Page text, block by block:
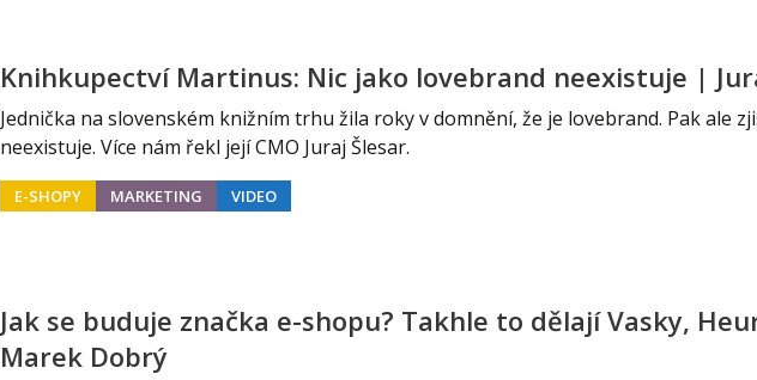
Knihkupectví Martinus: Nic jako lovebrand neexistuje |
Jednička na slovenském knižním trhu žila roky v domnění, že je lovebrand. Pak ale
neexistuje. Více nám řekl její CMO Juraj Šlesar.
E-SHOPY MARKETING VIDEO
Jak se buduje značka e-shopu? Takhle to dělají Vasky,
Marek Dobrý